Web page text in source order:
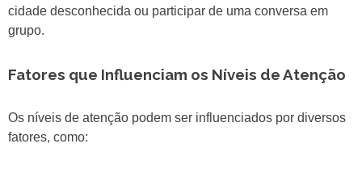
cidade desconhecida ou participar de uma conversa em
grupo.
Fatores que Influenciam os Níveis de Atenção
Os níveis de atenção podem ser influenciados por diversos
fatores, como: